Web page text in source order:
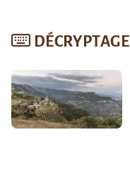
DÉCRYPTAGE